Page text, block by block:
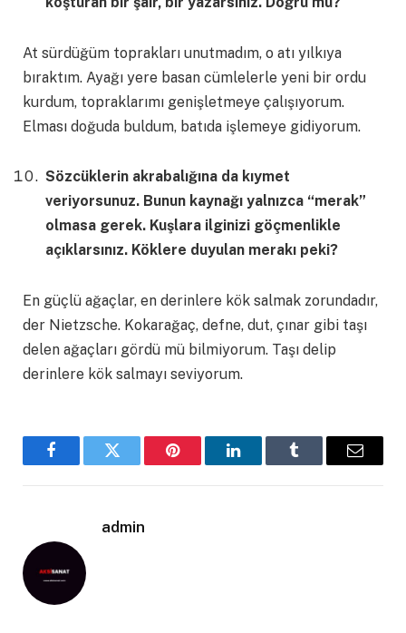
At sürdüğüm toprakları unutmadım, o atı yılkıya
bıraktım. Ayağı yere basan cümlelerle yeni bir ordu
kurdum, topraklarımı genişletmeye çalışıyorum.
Elması doğuda buldum, batıda işlemeye gidiyorum.
Sözcüklerin akrabalığına da kıymet
veriyorsunuz. Bunun kaynağı yalnızca “merak”
olmasa gerek. Kuşlara ilginizi göçmenlikle
açıklarsınız. Köklere duyulan merakı peki?
En güçlü ağaçlar, en derinlere kök salmak zorundadır,
der Nietzsche. Kokarağaç, defne, dut, çınar gibi taşı
delen ağaçları gördü mü bilmiyorum. Taşı delip
derinlere kök salmayı seviyorum.
FacebookTwitter Pinterest LinkedInTumblr Email
admin